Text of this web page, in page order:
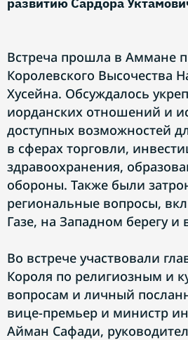
Встреча прошла в Аммане
Королевского Высочества
Хусейна. Обсуждалось
иорданских отношений и
доступных возможностей
в сферах торговли,
здравоохранения,
обороны. Также были
региональные вопросы,
Газе, на Западном берегу и
Во встрече участвовали
Короля по религиозным и
вопросам и личный
вице-премьер и министр
Айман Сафади,